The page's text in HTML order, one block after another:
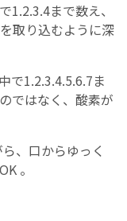
まで数え、
取り込むように深
で1.2.3.4.5.6.7ま
ではなく、酸素が
、口からゆっく
。